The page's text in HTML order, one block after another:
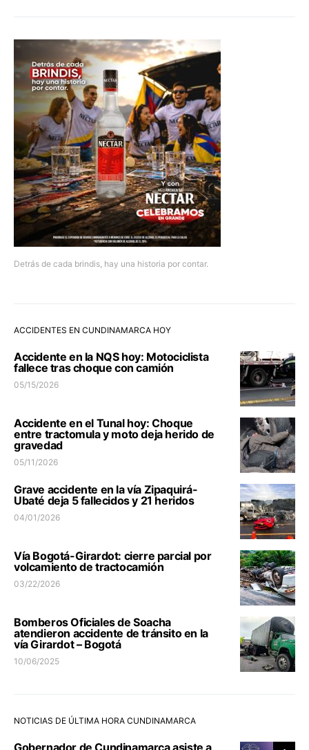
Detrás de cada brindis, hay una historia por contar.
ACCIDENTES EN CUNDINAMARCA HOY
Accidente en la NQS hoy: Motociclista
fallece tras choque con camión
05/15/2026
Accidente en el Tunal hoy: Choque
entre tractomula y moto deja herido de
gravedad
05/11/2026
Grave accidente en la vía Zipaquirá-
Ubaté deja 5 fallecidos y 21 heridos
04/01/2026
Vía Bogotá-Girardot: cierre parcial por
volcamiento de tractocamión
03/22/2026
Bomberos Oficiales de Soacha
atendieron accidente de tránsito en la
vía Girardot – Bogotá
10/06/2025
NOTICIAS DE ÚLTIMA HORA CUNDINAMARCA